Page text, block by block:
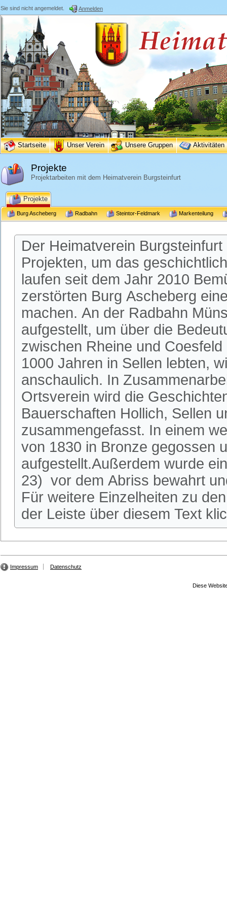
Sie sind nicht angemeldet. Anmelden
Startseite Unser Verein Unsere Gruppen Aktivitäten
Projekte
Projektarbeiten mit dem Heimatverein Burgsteinfurt
Projekte
Burg Ascheberg Radbahn Steintor-Feldmark Markenteilung
Der Heimatverein
Projekten, um das
laufen seit dem Jahr 2010
zerstörten Burg Ascheberg
machen. An der Radbahn
aufgestellt, um über die
zwischen Rheine und
1000 Jahren in Sellen lebten,
anschaulich. In
Ortsverein wird die
Bauerschaften Hollich, Sellen
zusammengefasst. In einem
von 1830 in Bronze gegossen
aufgestellt.Außerdem wurde
23) vor dem Abriss bewahrt
Für weitere Einzelheiten zu
der Leiste über diesem Text
Impressum Datenschutz
Diese